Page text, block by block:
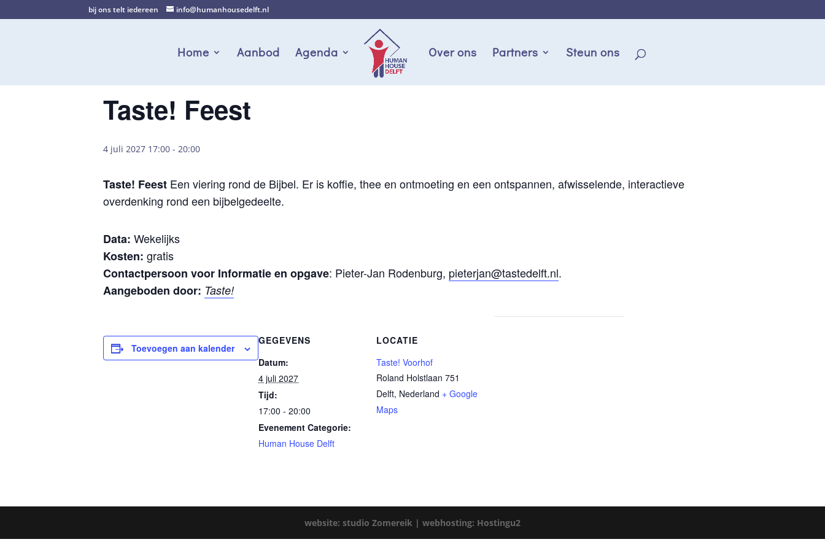
bij ons telt iedereen info@humanhousedelft.nl
Home Aanbod Agenda Over ons Partners Steun ons
Taste! Feest
4 juli 2027 17:00 - 20:00
Taste! Feest Een viering rond de Bijbel. Er is koffie, thee en ontmoeting en een ontspannen, afwisselende, interactieve
overdenking rond een bijbelgedeelte.
Data: Wekelijks
Kosten: gratis
Contactpersoon voor Informatie en opgave: Pieter-Jan Rodenburg, pieterjan@tastedelft.nl.
Aangeboden door: Taste!
Toevoegen aan kalender
GEGEVENS
Datum:
4 juli 2027
Tijd:
17:00 - 20:00
Evenement Categorie:
Human House Delft
LOCATIE
Taste! Voorhof
Roland Holstlaan 751
Delft, Nederland + Google
Maps
website: studio Zomereik | webhosting: Hostingu2